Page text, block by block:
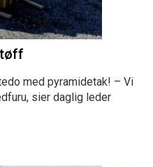
med pyramidetak! – Vi
sier daglig leder